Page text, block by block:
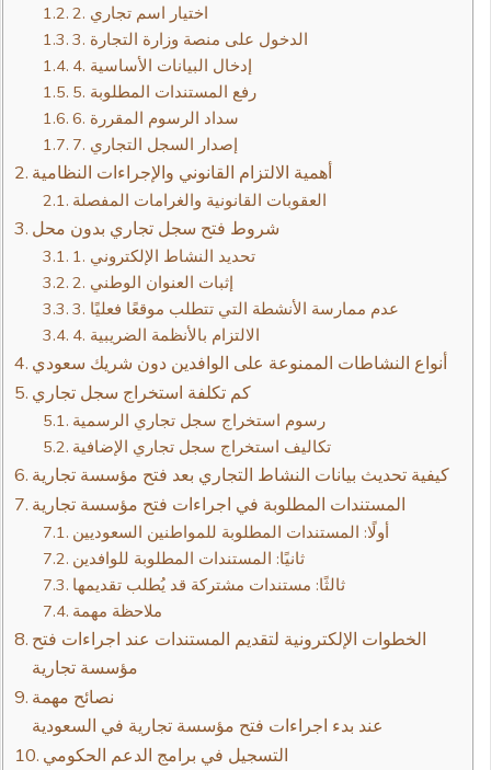
2. اختيار اسم تجاري
3. الدخول على منصة وزارة التجارة
4. إدخال البيانات الأساسية
5. رفع المستندات المطلوبة
6. سداد الرسوم المقررة
7. إصدار السجل التجاري
أهمية الالتزام القانوني والإجراءات النظامية
العقوبات القانونية والغرامات المفصلة
شروط فتح سجل تجاري بدون محل
1. تحديد النشاط الإلكتروني
2. إثبات العنوان الوطني
3. عدم ممارسة الأنشطة التي تتطلب موقعًا فعليًا
4. الالتزام بالأنظمة الضريبية
أنواع النشاطات الممنوعة على الوافدين دون شريك سعودي
كم تكلفة استخراج سجل تجاري
رسوم استخراج سجل تجاري الرسمية
تكاليف استخراج سجل تجاري الإضافية
كيفية تحديث بيانات النشاط التجاري بعد فتح مؤسسة تجارية
المستندات المطلوبة في اجراءات فتح مؤسسة تجارية
أولًا: المستندات المطلوبة للمواطنين السعوديين
ثانيًا: المستندات المطلوبة للوافدين
ثالثًا: مستندات مشتركة قد يُطلب تقديمها
ملاحظة مهمة
الخطوات الإلكترونية لتقديم المستندات عند اجراءات فتح
مؤسسة تجارية
نصائح مهمة
عند بدء اجراءات فتح مؤسسة تجارية في السعودية
التسجيل في برامج الدعم الحكومي